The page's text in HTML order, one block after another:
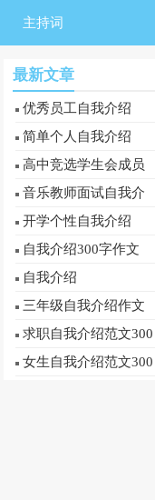
主持词
最新文章
优秀员工自我介绍
简单个人自我介绍
高中竞选学生会成员
自我介绍
音乐教师面试自我介
绍开学个性自我介绍
自我介绍300字作文
自我介绍
三年级自我介绍作文
300字范文
求职自我介绍范文300
字女生自我介绍范文300